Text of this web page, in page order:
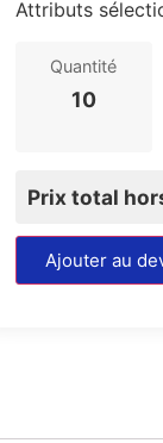
Attributs
Quantité
10
Prix total
Ajouter au